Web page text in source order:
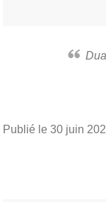
Publié le 30 juin